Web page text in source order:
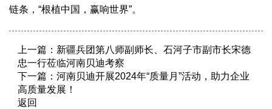
链条，“根植中国，赢响世界”。
上一篇： 新疆兵团第八师副师长、石河子市副市长宋德
忠一行莅临河南贝迪考察
下一篇： 河南贝迪开展2024年“质量月”活动，助力企业
高质量发展！
返回